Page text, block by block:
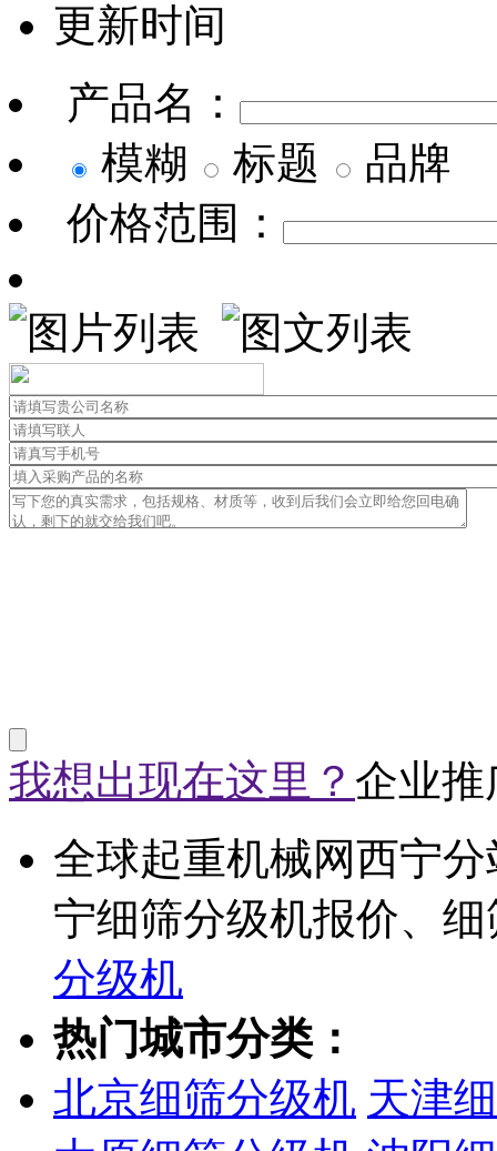
更新时间
产品名：
模糊
标题
品牌
价格范围：
我想出现在这里？ 企业推
全球起重机械网西宁
宁细筛分级机报价、
分级机
热门城市分类：
北京细筛分级机 天津